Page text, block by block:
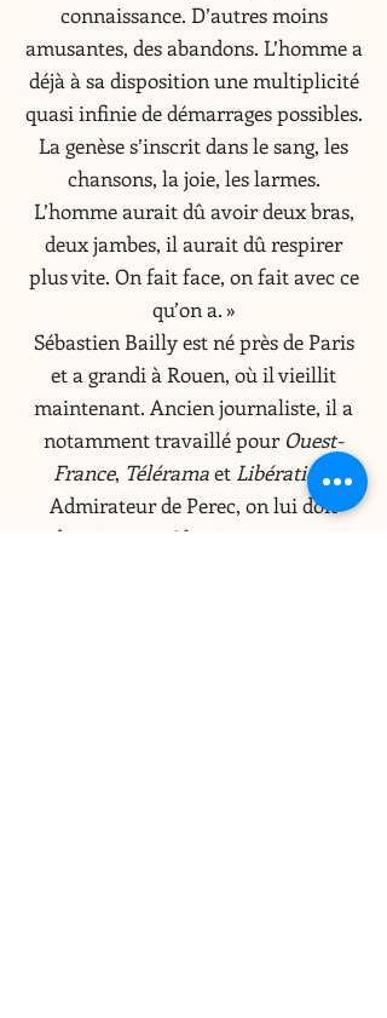
connaissance. D’autres moins
amusantes, des abandons. L’homme a
déjà à sa disposition une multiplicité
quasi infinie de démarrages possibles.
La genèse s’inscrit dans le sang, les
chansons, la joie, les larmes.
L’homme aurait dû avoir deux bras,
deux jambes, il aurait dû respirer
plus vite. On fait face, on fait avec ce
qu’on a. »
Sébastien Bailly est né près de Paris
et a grandi à Rouen, où il vieillit
maintenant. Ancien journaliste, il a
notamment travaillé pour Ouest-
France, Téléramaet Libération
Admirateur de Perec, on lui doit
d’avoir trouvé l’unique « e » qui